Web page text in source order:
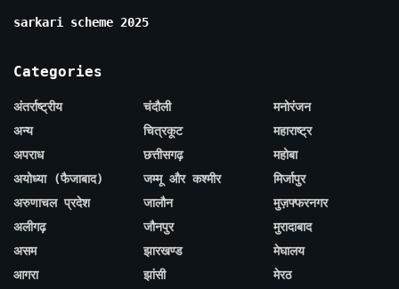
sarkari scheme 2025
Categories
अंतर्राष्ट्रीय
अन्य
अपराध
अयोध्या (फैजाबाद)
अरुणाचल प्रदेश
अलीगढ़
असम
आगरा
चंदौली
चित्रकूट
छत्तीसगढ़
जम्मू और कश्मीर
जालौन
जौनपुर
झारखण्ड
झांसी
मनोरंजन
महाराष्ट्र
महोबा
मिर्जापुर
मुज़फ्फरनगर
मुरादाबाद
मेघालय
मेरठ